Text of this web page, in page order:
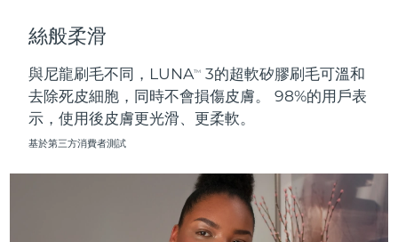
絲般柔滑
與尼龍刷毛不同，LUNATM
3的超軟矽膠刷毛可溫和
去除死皮細胞，同時不會損傷皮膚。 98%的用戶表
示，使用後皮膚更光滑、更柔軟。
基於第三方消費者測試
南非 預計送達日期8/16/26
南韓
預計送達日期 8/8/26
預計送達日期